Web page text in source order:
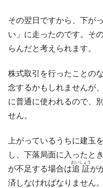
『Money1』 韓国で猛暑
『Money1』
韓国型イー
「KDDX」1番艦、2032年
に韓国がいっちょがみした
『Money1』
韓国政府
は韓国で『BYD』車は売
1.9倍！
く空港に詰めかけ「出て
ドを掲げる「在韓反米勢
『Money1』
韓国政府「
ータセンター整備」⇒ だか
その翌日ですから、下が
い」に走ったのです。そ
らんだと考えられます。
株式取引を行ったことの
念するかもしれませんが
に普通に使われるので、
せん。
上がっているうちに建玉
し、下落局面に入った
が不足する場合は追証
おいしょう
が
済しなければなりません。